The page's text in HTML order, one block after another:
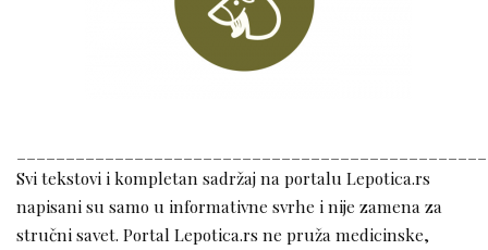
Svi tekstovi i kompletan sadržaj na portalu Lepotica.rs
napisani su samo u informativne svrhe i nije zamena za
stručni savet. Portal Lepotica.rs ne pruža medicinske,